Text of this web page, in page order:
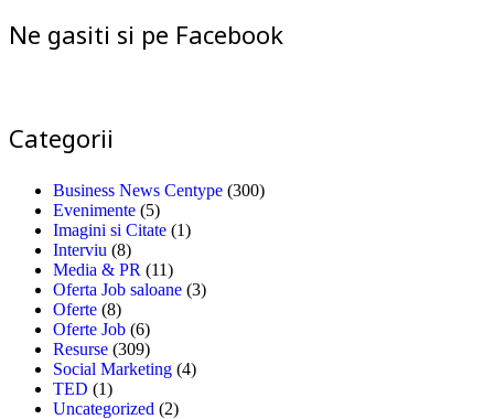
Ne gasiti si pe Facebook
Categorii
Business News Centype (300)
Evenimente (5)
Imagini si Citate (1)
Interviu (8)
Media & PR (11)
Oferta Job saloane (3)
Oferte (8)
Oferte Job (6)
Resurse (309)
Social Marketing (4)
TED (1)
Uncategorized (2)